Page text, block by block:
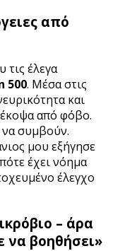
από
τις έλεγα
500. Μέσα στις
και
από φόβο.
να συμβούν.
μου εξήγησε
έχει νόημα
έλεγχο
– άρα
να βοηθήσει»